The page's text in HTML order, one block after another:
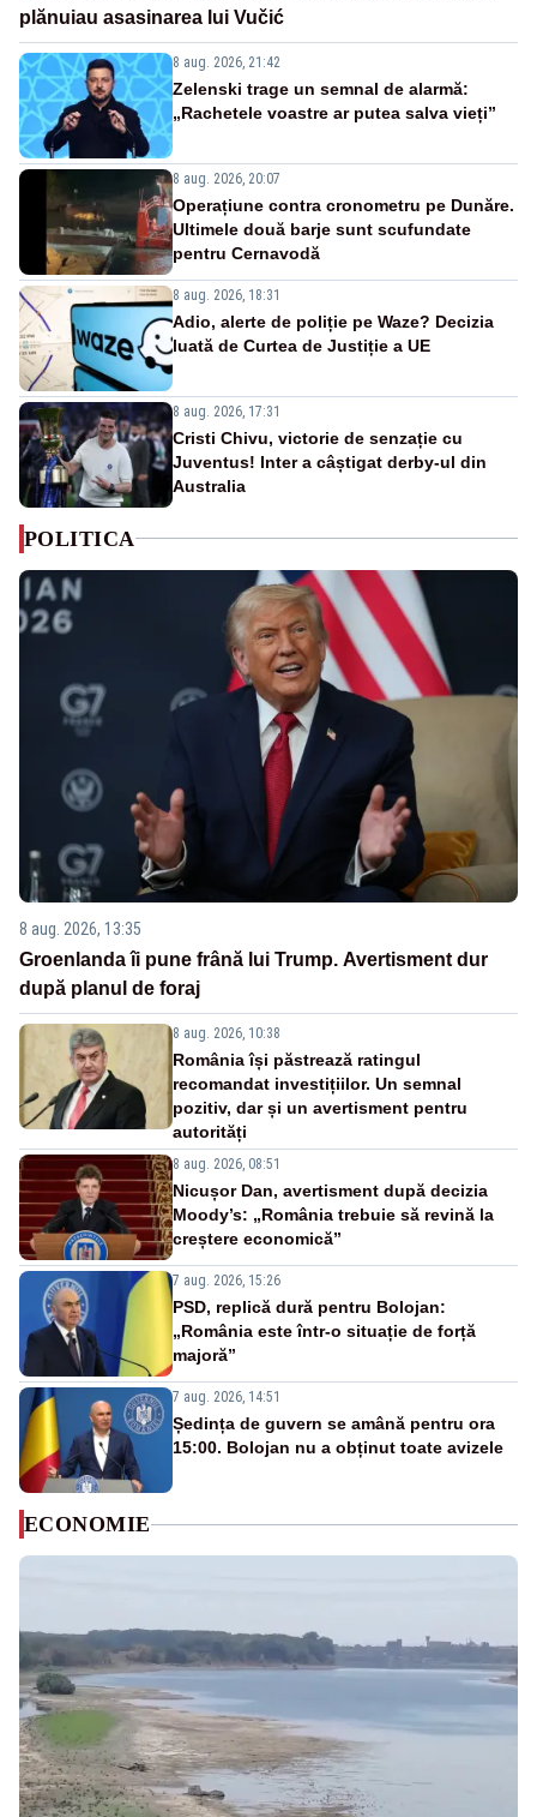
plănuiau asasinarea lui Vučić
8 aug. 2026, 21:42
Zelenski trage un semnal de alarmă:
„Rachetele voastre ar putea salva vieți”
8 aug. 2026, 20:07
Operațiune contra cronometru pe Dunăre.
Ultimele două barje sunt scufundate
pentru Cernavodă
8 aug. 2026, 18:31
Adio, alerte de poliție pe Waze? Decizia
luată de Curtea de Justiție a UE
8 aug. 2026, 17:31
Cristi Chivu, victorie de senzație cu
Juventus! Inter a câștigat derby-ul din
Australia
POLITICA
8 aug. 2026, 13:35
Groenlanda îi pune frână lui Trump. Avertisment dur
după planul de foraj
8 aug. 2026, 10:38
România își păstrează ratingul
recomandat investițiilor. Un semnal
pozitiv, dar și un avertisment pentru
autorități
8 aug. 2026, 08:51
Nicușor Dan, avertisment după decizia
Moody’s: „România trebuie să revină la
creștere economică”
7 aug. 2026, 15:26
PSD, replică dură pentru Bolojan:
„România este într-o situație de forță
majoră”
7 aug. 2026, 14:51
Ședința de guvern se amână pentru ora
15:00. Bolojan nu a obținut toate avizele
ECONOMIE